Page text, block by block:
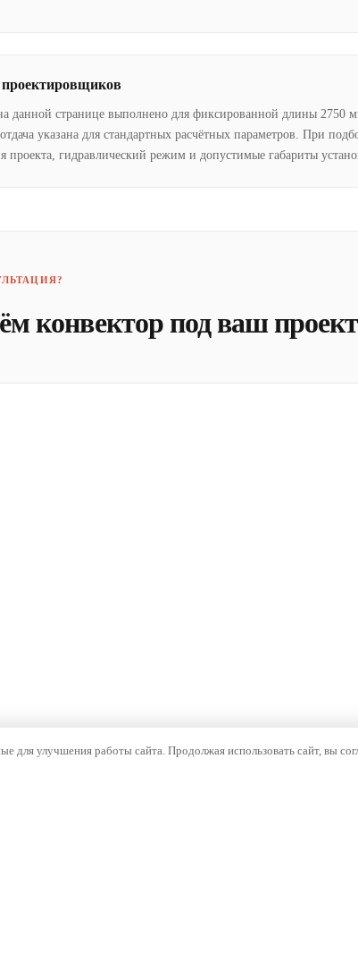
данной странице выполнено для фиксированной длины 2750
указана для стандартных расчётных параметров. При
проекта, гидравлический режим и допустимые габариты
конвектор под ваш проект
улучшения работы сайта. Продолжая использовать сайт, вы